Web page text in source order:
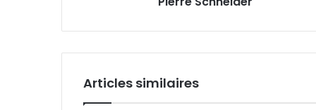
im
e
m
Articles similaires